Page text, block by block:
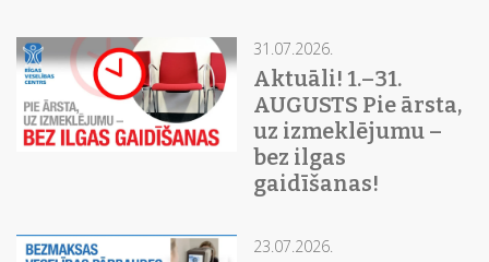
31.07.2026.
Aktuāli! 1.–31.
AUGUSTS Pie ārsta,
uz izmeklējumu –
bez ilgas
gaidīšanas!
23.07.2026.